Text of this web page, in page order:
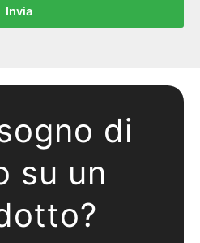
Invia
di
su un